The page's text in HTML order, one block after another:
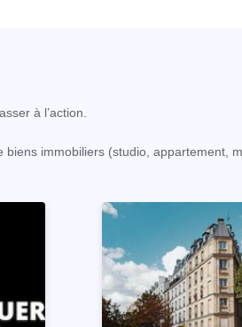
à l’action.
immobiliers (studio, appartement,